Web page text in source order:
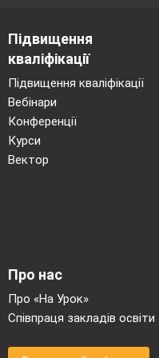
Обговорення
Вихід – план роботи
2-й етап
Виконання
Уточнення виходу
Завершення збору
Початок
Обговорення
Вихід – узагальнення
3-й етап
Аналіз
Уточнення
4-й етап
Підготовка до
Підвищення
кваліфікації
Підвищення кваліфікації
Вебінари
Конференції
Курси
Вектор
Про нас
Про «На Урок»
Співпраця закладів освіти